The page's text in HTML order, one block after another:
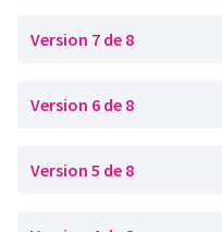
Version 7 de 8
Version 6 de 8
Version 5 de 8